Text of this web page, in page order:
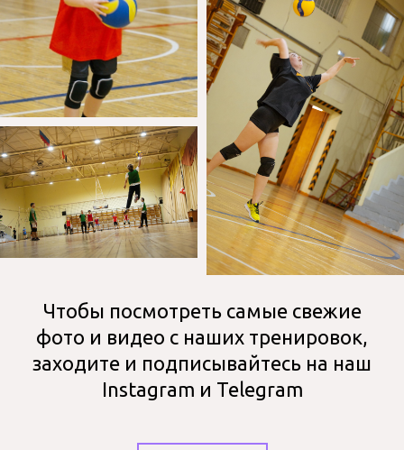
Чтобы посмотреть самые свежие
фото и видео с наших тренировок,
заходите и подписывайтесь на наш
Instagram и Telegram